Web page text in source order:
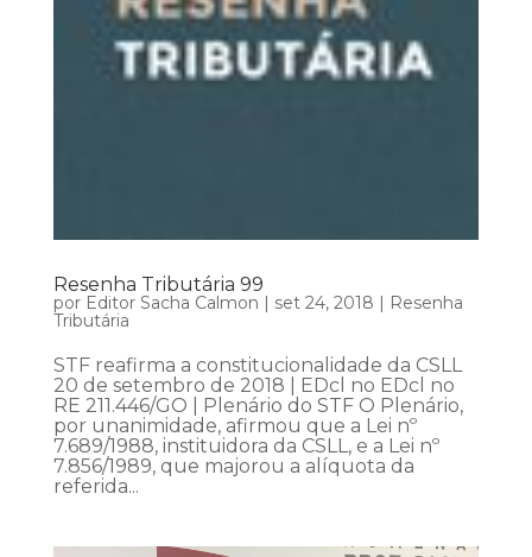
Resenha Tributária 99
por Editor Sacha Calmon | set 24, 2018 | Resenha
Tributária
STF reafirma a constitucionalidade da CSLL
20 de setembro de 2018 | EDcl no EDcl no
RE 211.446/GO | Plenário do STF O Plenário,
por unanimidade, afirmou que a Lei nº
7.689/1988, instituidora da CSLL, e a Lei nº
7.856/1989, que majorou a alíquota da
referida...